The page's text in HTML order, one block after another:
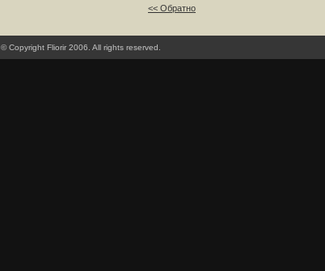
<< Обратно
© Copyright Fliorir 2006. All rights reserved.